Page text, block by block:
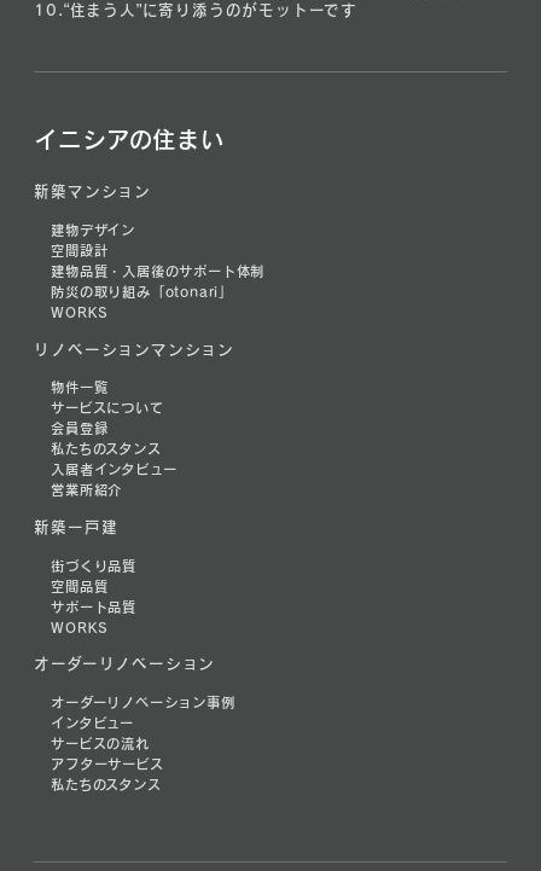
10. “住まう人”に寄り添うのがモットーです
イニシアの住まい
新築マンション
建物デザイン
空間設計
建物品質・入居後のサポート体制
防災の取り組み「otonari」
WORKS
リノベーションマンション
物件一覧
サービスについて
会員登録
私たちのスタンス
入居者インタビュー
営業所紹介
新築一戸建
街づくり品質
空間品質
サポート品質
WORKS
オーダーリノベーション
オーダーリノベーション事例
インタビュー
サービスの流れ
アフターサービス
私たちのスタンス